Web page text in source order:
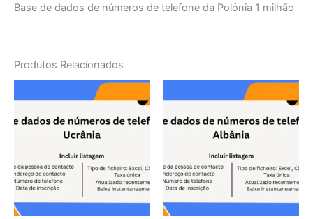
Base de dados de números de telefone da Polónia 1 milhão
Produtos Relacionados